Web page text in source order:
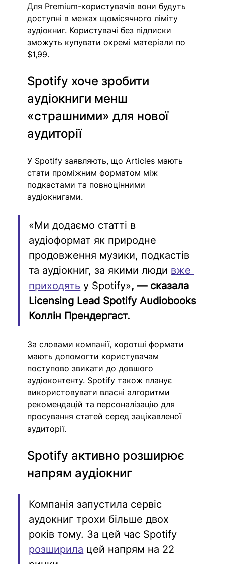
Для Premium-користувачів вони будуть
доступні в межах щомісячного ліміту
аудіокниг. Користувачі без підписки
зможуть купувати окремі матеріали по
$1,99.
Spotify хоче зробити
аудіокниги менш
«страшними» для нової
аудиторії
У Spotify заявляють, що Articles мають
стати проміжним форматом між
подкастами та повноцінними
аудіокнигами.
«Ми додаємо статті в
аудіоформат як природне
продовження музики, подкастів
та аудіокниг, за якими люди вже
приходять у Spotify», — сказала
Licensing Lead Spotify Audiobooks
Коллін Прендергаст.
За словами компанії, коротші формати
мають допомогти користувачам
поступово звикати до довшого
аудіоконтенту. Spotify також планує
використовувати власні алгоритми
рекомендацій та персоналізацію для
просування статей серед зацікавленої
аудиторії.
Spotify активно розширює
напрям аудіокниг
Компанія запустила сервіс
аудокниг трохи більше двох
років тому. За цей час Spotify
розширила цей напрям на 22